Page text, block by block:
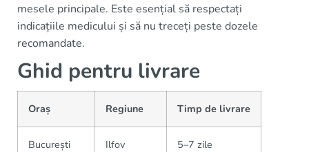
mesele principale. Este esențial să respectați
indicațiile medicului și să nu treceți peste dozele
recomandate.
Ghid pentru livrare
Oraș Regiune Timp de livrare
București Ilfov 5–7 zile